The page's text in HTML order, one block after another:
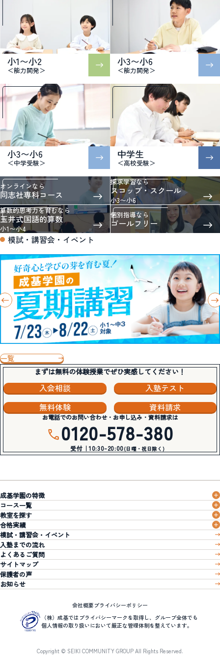
小1〜小2
＜能力開発＞
小3〜小6
＜能力開発＞
小3〜小6
＜中学受験＞
中学生
＜高校受験＞
オンラインなら
同志社専科コース
探求学習なら
スコップ・スクール
小3〜小6
算数的思考力を育むなら
玉井式国語的算数
小1〜小4
個別指導なら
ゴールフリー
模試・講習会・イベント
一覧
まずは無料の体験授業でぜひ実感してください！
入会相談
入塾テスト
無料体験
資料請求
お電話でのお問い合わせ・お申し込み・資料請求は
0120-578-380
受付｜10:30-20:00(日曜・祝日除く)
成基学園の特徴
コース一覧
教室を探す
合格実績
模試・講習会・イベント
入塾までの流れ
よくあるご質問
サイトマップ
保護者の声
お知らせ
会社概要プライバシーポリシー
（株）成基ではプライバシーマークを取得し、グループ全体でも
個人情報の取り扱いにおいて厳正な管理体制を整えています。
Copyright © SEIKI COMMUNITY GROUP All Rights Reserved.